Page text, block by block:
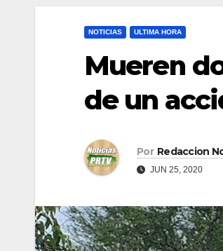
NOTICIAS ULTIMA HORA
Mueren
de un
Por Redaccion
JUN 25, 2020